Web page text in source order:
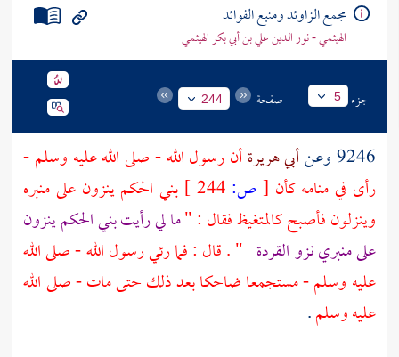
مجمع الزاوئد ومنبع الفوائد
الهيثمي - نور الدين علي بن أبي بكر الهيثمي
جزء 5 صفحة 244
9246 وعن أبي هريرةأن رسول الله - صلى الله عليه وسلم -
رأى في منامه كأن [ ص: بني الحكمينزون على منبره
وينزلون فأصبح كالمتغيظ فقال : "ما لي رأيتبني الحكمينزون
على منبري نزو القردة " . قال : فما رئي رسول الله - صلى الله
عليه وسلم - مستجمعا ضاحكا بعد ذلك حتى مات - صلى الله
عليه وسلم.